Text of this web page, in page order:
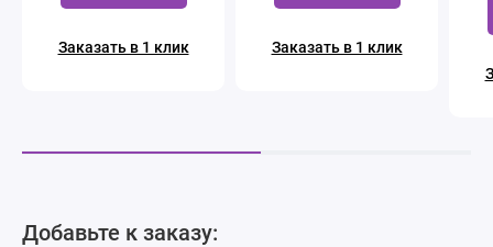
Заказать в 1 клик Заказать в 1 клик
Добавьте к заказу: